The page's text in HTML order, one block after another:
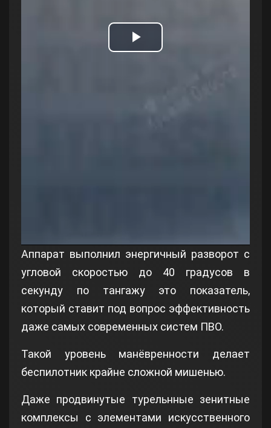
Play
Аппарат выполнил энергичный разворот с
угловой скоростью до 40 градусов в
секунду по тангажу это показатель,
который ставит под вопрос эффективность
даже самых современных систем ПВО.
Такой уровень манёвренности делает
беспилотник крайне сложной мишенью.
Даже продвинутые турельнные зенитные
комплексы с элементами искусственного